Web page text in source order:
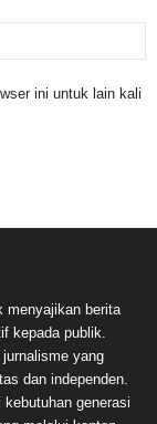
ini untuk lain kali
menyajikan berita
kepada publik.
yang
dan independen.
generasi